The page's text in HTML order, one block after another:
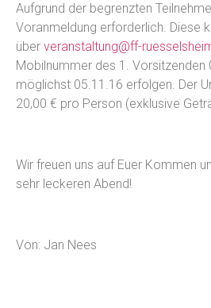
Aufgrund der begrenzten
Voranmeldung erforderlich. Diese
über veranstaltung@ff-
Mobilnummer des 1.
möglichst 05.11.16 erfolgen. Der
20,00 € pro Person (exklusive
Wir freuen uns auf Euer Kommen
sehr leckeren Abend!
Von: Jan Nees